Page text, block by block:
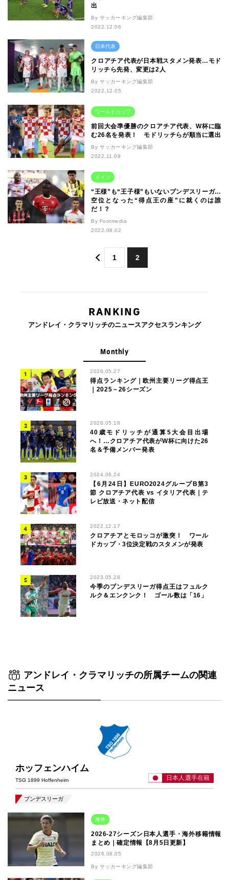
出
By サッカーキング編集部
2022.12.06
日本代表
クロアチア代表が日本戦スタメン発表…モド
リッチら先発、変更は2人
By サッカーキング編集部
2022.12.05
ワールドカップ
前回大会準優勝のクロアチア代表、W杯に臨
む26名を発表！ モドリッチらが順当に選出
By サッカーキング編集部
2022.11.09
ドイツ
“王様”も“王子様”もいないブンデスリーガ…
空位となった“得点王の座”に就くのは誰
だ！？
By Footmedia
2022.08.02
1 2
RANKING
アンドレイ・クラマリッチのニュースアクセスランキング
Monthly
2026.05.27
得点ランキング｜欧州主要リーグ得点王
｜2025－26シーズン
2026.05.18
40歳モドリッチが通算5大会目出場
へ！…クロアチア代表がW杯に向けた26
名＆予備メンバー発表
2024.06.24
【6月24日】EURO2024グループB第3
節 クロアチア代表 vs イタリア代表｜テ
レビ放送・ネット配信
2022.12.17
クロアチアとモロッコが激突！ ワール
ドカップ・3位決定戦のスタメンが発表
2023.05.28
今季のブンデスリーガ得点王はフュルク
ルク＆エンクンク！ ゴール数は「16」
アンドレイ・クラマリッチの所属チームの関連
ニュース
ホッフェンハイム
TSG 1899 Hoffenheim 日本人選手在籍
ブンデスリーガ
海外
2026-27シーズン日本人選手・海外移籍情報
まとめ｜確定情報【8月5日更新】
2026.08.05
By サッカーキング編集部